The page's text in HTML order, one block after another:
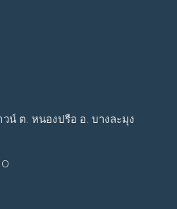
น์ ต. หนองปรือ อ. บางละมุง